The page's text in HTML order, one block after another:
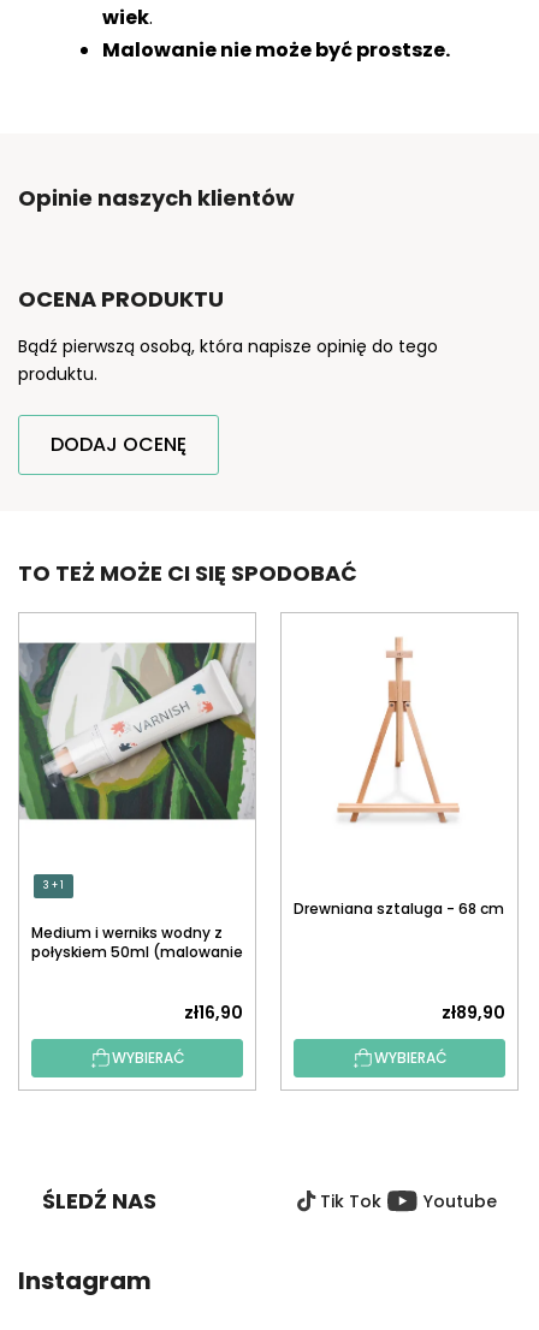
wiek.
Malowanie nie może być prostsze.
Opinie naszych klientów
OCENA PRODUKTU
Bądź pierwszą osobą, która napisze opinię do tego
produktu.
DODAJ OCENĘ
TO TEŻ MOŻE CI SIĘ SPODOBAĆ
3 + 1
Medium i werniks wodny z
połyskiem 50ml (malowanie
zł16,90
WYBIERAĆ
Drewniana sztaluga - 68 cm
zł89,90
WYBIERAĆ
ŚLEDŹ NAS Tik Tok Youtube
Instagram